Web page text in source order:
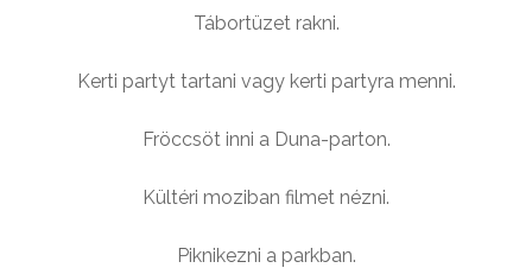
Tábortüzet rakni.
Kerti partyt tartani vagy kerti partyra menni.
Fröccsöt inni a Duna-parton.
Kültéri moziban filmet nézni.
Piknikezni a parkban.